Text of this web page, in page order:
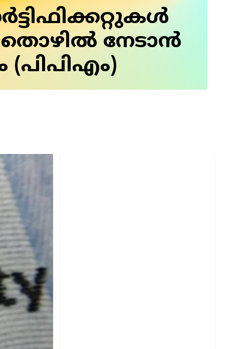
നേടാൻ